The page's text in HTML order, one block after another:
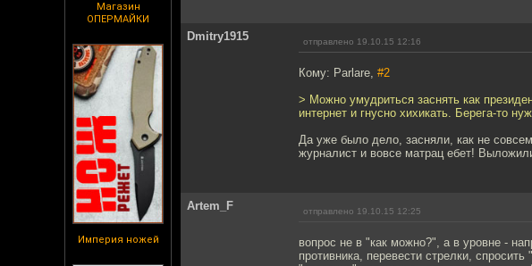
Магазин
ОПЕРМАЙКИ
Империя ножей
Dmitry1915 отправлено 19.10.15 12:16
Кому: Parlare, #2
> Можно умудриться заснять как
интернет и гнусно хихикать. Берега-то
Да уже было дело, засняли, как не
журналист и вовсе матрац ебет!
Artem_F отправлено 19.10.15 12:25
вопрос не в "как можно?", а в уровне -
противника, перевести стрелки,